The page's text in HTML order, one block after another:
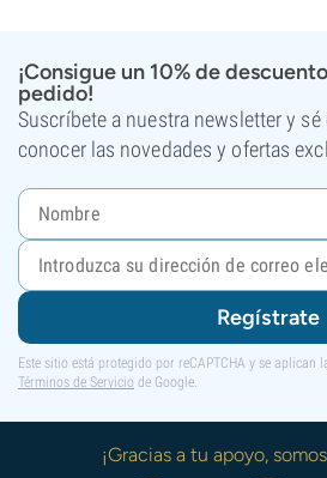
¡Consigue un 10% de
pedido!
Suscríbete a nuestra newsletter y
conocer las novedades y ofertas
Regístrate
Este sitio está protegido por reCAPTCHA y se aplican
Términos de Servicio de Google.
¡Gracias a tu apoyo,